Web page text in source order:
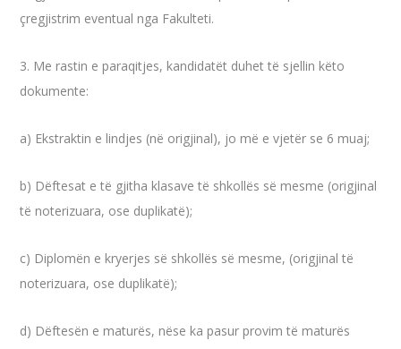
çregjistrim eventual nga Fakulteti.
3. Me rastin e paraqitjes, kandidatët duhet të sjellin këto
dokumente:
a) Ekstraktin e lindjes (në origjinal), jo më e vjetër se 6 muaj;
b) Dëftesat e të gjitha klasave të shkollës së mesme (origjinal
të noterizuara, ose duplikatë);
c) Diplomën e kryerjes së shkollës së mesme, (origjinal të
noterizuara, ose duplikatë);
d) Dëftesën e maturës, nëse ka pasur provim të maturës